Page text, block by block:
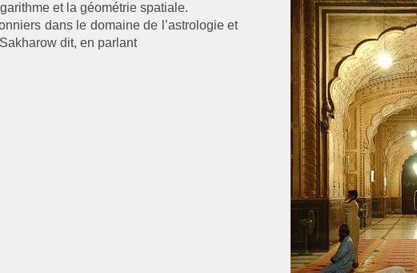
et la géométrie spatiale.
dans le domaine de l’astrologie et
dit, en parlant